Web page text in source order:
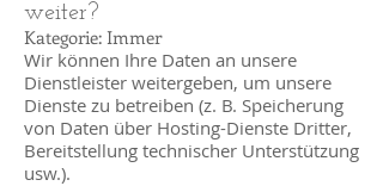
weiter?
Kategorie: Immer
Wir können Ihre Daten an unsere
Dienstleister weitergeben, um unsere
Dienste zu betreiben (z. B. Speicherung
von Daten über Hosting-Dienste Dritter,
Bereitstellung technischer Unterstützung
usw.).